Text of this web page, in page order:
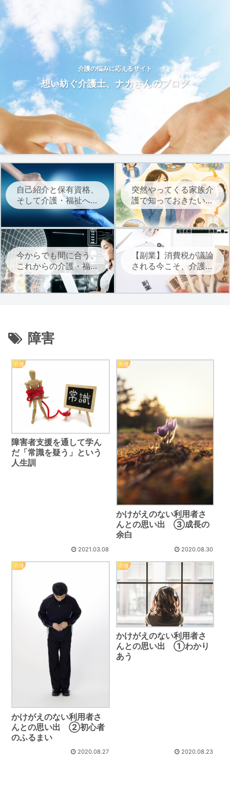
介護の悩みに応えるサイト
想い紡ぐ介護士、ナカさんのブログ
自己紹介と保有資格、
そして介護・福祉への
想いについて
突然やってくる家族介
護で知っておきたい、
介護サービスを始める
までの流れ
今からでも間に合う、
これからの介護・福祉
に必要なAIを学ぶ
【副業】消費税が議論
される今こそ、介護・
福祉職は自立に向けた
副業を考えよう
障害
介護
障害者支援を通して学ん
だ「常識を疑う」という
人生訓
2021.03.08
介護
かけがえのない利用者さ
んとの思い出 ③成長の
余白
2020.08.30
介護
かけがえのない利用者さ
んとの思い出 ②初心者
のふるまい
2020.08.27
介護
かけがえのない利用者さ
んとの思い出 ①わかり
あう
2020.08.23